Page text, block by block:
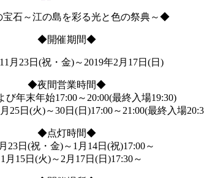
石～江の島を彩る光と色の祭典～◆
◆開催期間◆
月23日(祝・金)～2019年2月17日(日)
◆夜間営業時間◆
び年末年始17:00～20:00(最終入場19:30)
25日(火)～30日(日)17:00～21:00(最終入場
◆点灯時間◆
月23日(祝・金)～1月14日(祝)17:00～
1月15日(火)～2月17日(日)17:30～